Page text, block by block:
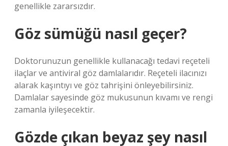
genellikle zararsızdır.
Göz sümüğü nasıl geçer?
Doktorunuzun genellikle kullanacağı tedavi reçeteli
ilaçlar ve antiviral göz damlalarıdır. Reçeteli ilacınızı
alarak kaşıntıyı ve göz tahrişini önleyebilirsiniz.
Damlalar sayesinde göz mukusunun kıvamı ve rengi
zamanla iyileşecektir.
Gözde çıkan beyaz şey nasıl